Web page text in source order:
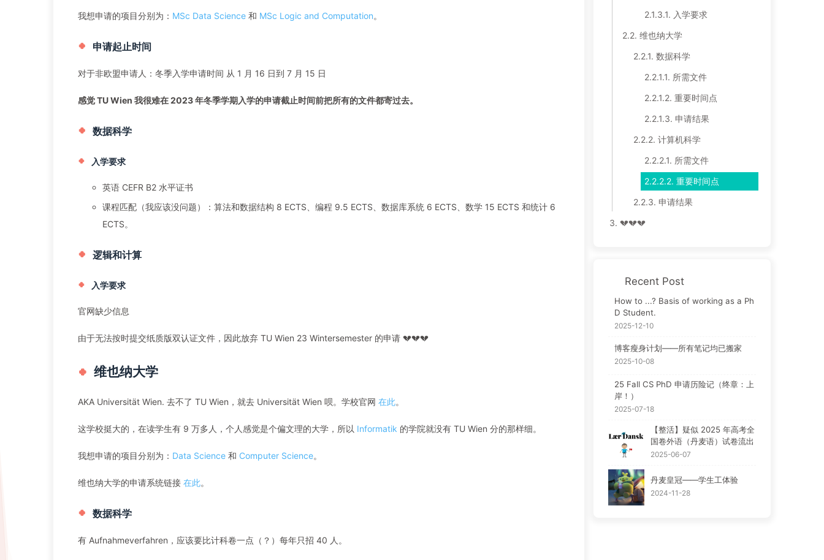
我想申请的项目分别为： MSc Data Science 和 MSc Logic and Computation。
申请起止时间
对于非欧盟申请人：冬季入学申请时间 从 1 月 16 日到 7 月 15 日
感觉 TU Wien 我很难在 2023 年冬季学期入学的申请截止时间前把所有的文件都寄过去。
数据科学
入学要求
英语 CEFR B2 水平证书
课程匹配（我应该没问题）：算法和数据结构 8 ECTS、编程 9.5 ECTS、数据库系统 6 ECTS、数学 15 ECTS 和统计 6
ECTS。
逻辑和计算
入学要求
官网缺少信息
由于无法按时提交纸质版双认证文件，因此放弃 TU Wien 23 Wintersemester 的申请 💔💔💔
维也纳大学
AKA Universität Wien. 去不了 TU Wien，就去 Universität Wien 呗。学校官网 在此。
这学校挺大的，在读学生有 9 万多人，个人感觉是个偏文理的大学，所以 Informatik 的学院就没有 TU Wien 分的那样细。
我想申请的项目分别为： Data Science 和 Computer Science。
维也纳大学的申请系统链接 在此。
数据科学
有 Aufnahmeverfahren，应该要比计科卷一点（？）每年只招 40 人。
2.1.3.1. 入学要求
2.2. 维也纳大学
2.2.1. 数据科学
2.2.1.1. 所需文件
2.2.1.2. 重要时间点
2.2.1.3. 申请结果
2.2.2. 计算机科学
2.2.2.1. 所需文件
2.2.2.2. 重要时间点
2.2.3. 申请结果
3. 💔💔💔
Recent Post
How to ...? Basis of working as a Ph
D Student.
2025-12-10
博客瘦身计划——所有笔记均已搬家
2025-10-08
25 Fall CS PhD 申请历险记（终章：上
岸！）
2025-07-18
【整活】疑似 2025 年高考全
国卷外语（丹麦语）试卷流出
2025-06-07
丹麦皇冠——学生工体验
2024-11-28